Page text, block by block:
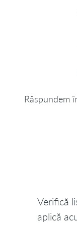
Răspundem
Verifică
aplică